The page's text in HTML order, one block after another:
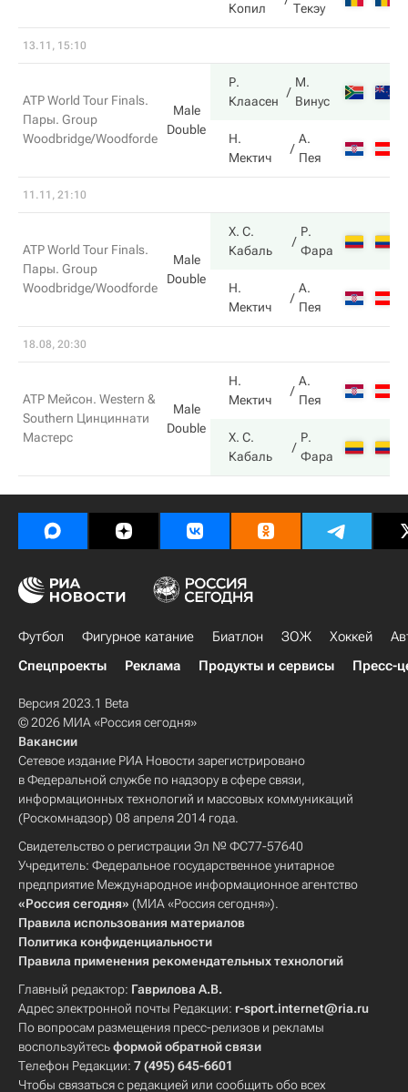
Копил
Текэу
13.11, 15:10
ATP World Tour Finals.
Пары. Group
Woodbridge/Woodforde
Male
Double
Р.
Клаасен
М.
Винус
Н.
Мектич
А.
Пея
11.11, 21:10
ATP World Tour Finals.
Пары. Group
Woodbridge/Woodforde
Male
Double
Х. С.
Кабаль
Р.
Фара
Н.
Мектич
А.
Пея
18.08, 20:30
ATP Мейсон. Western &
Southern Цинциннати
Мастерс
Male
Double
Н.
Мектич
А.
Пея
Х. С.
Кабаль
Р.
Фара
Футбол Фигурное катание Биатлон ЗОЖ Хоккей
Спецпроекты
Реклама Продукты и сервисы Пресс-
Версия 2023.1 Beta
© 2026 МИА «Россия сегодня»
Вакансии
Сетевое издание РИА Новости зарегистрировано
в Федеральной службе по надзору в сфере связи,
информационных технологий и массовых коммуникаций
(Роскомнадзор) 08 апреля 2014 года.
Свидетельство о регистрации Эл № ФС77-57640
Учредитель: Федеральное государственное унитарное
предприятие Международное информационное агентство
«Россия сегодня» (МИА «Россия сегодня»).
Правила использования материалов
Политика конфиденциальности
Правила применения рекомендательных технологий
Главный редактор: Гаврилова А.В.
Адрес электронной почты Редакции: r-sport.internet@ria.ru
По вопросам размещения пресс-релизов и рекламы
воспользуйтесьформой обратной связи
Телефон Редакции: 7 (495) 645-6601
Чтобы связаться с редакцией или сообщить обо всех